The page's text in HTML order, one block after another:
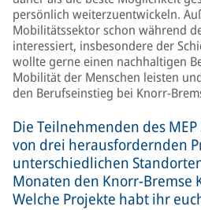
persönlich weiterzuentwickeln.
Mobilitätssektor schon während
interessiert, insbesondere der
wollte gerne einen nachhaltigen
Mobilität der Menschen leisten
den Berufseinstieg bei Knorr-
Die Teilnehmenden des
von drei herausfordernden
unterschiedlichen
Monaten den Knorr-Bremse
Welche Projekte habt ihr